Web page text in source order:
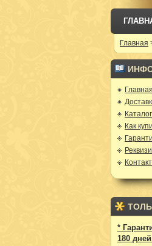
Главная
Главная
Каталог
Как
*
180